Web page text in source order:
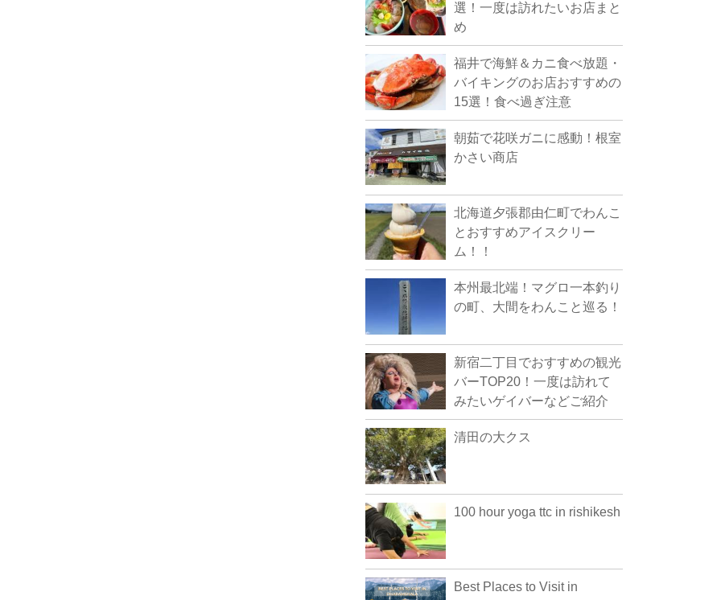
選！一度は訪れたいお店まと
め
福井で海鮮＆カニ食べ放題・
バイキングのお店おすすめの
15選！食べ過ぎ注意
朝茹で花咲ガニに感動！根室
かさい商店
北海道夕張郡由仁町でわんこ
とおすすめアイスクリー
ム！！
本州最北端！マグロ一本釣り
の町、大間をわんこと巡る！
新宿二丁目でおすすめの観光
バーTOP20！一度は訪れて
みたいゲイバーなどご紹介
清田の大クス
100 hour yoga ttc in rishikesh
Best Places to Visit in